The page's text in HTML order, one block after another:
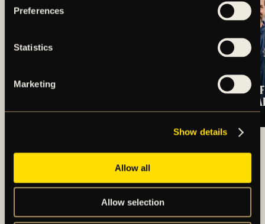
Preferences
Statistics
Marketing
Show details
Allow all
Allow selection
OSCARSSON SKÖT
TRUPPEN MOT IF
ARTIKLAR OCH NYHETER